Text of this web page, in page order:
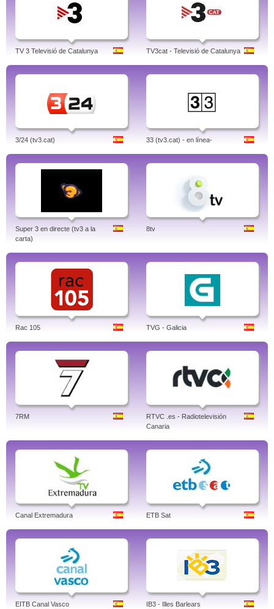
TV 3 Televisió de Catalunya TV3cat - Televisió de Catalunya
3/24 (tv3.cat) 33 (tv3.cat) - en línea-
Super 3 en directe (tv3 a la
carta)
8tv
Rac 105 TVG - Galicia
7RM
RTVC .es - Radiotelevisión
Canaria
Canal Extremadura ETB Sat
EITB Canal Vasco IB3 - Illes Barlears